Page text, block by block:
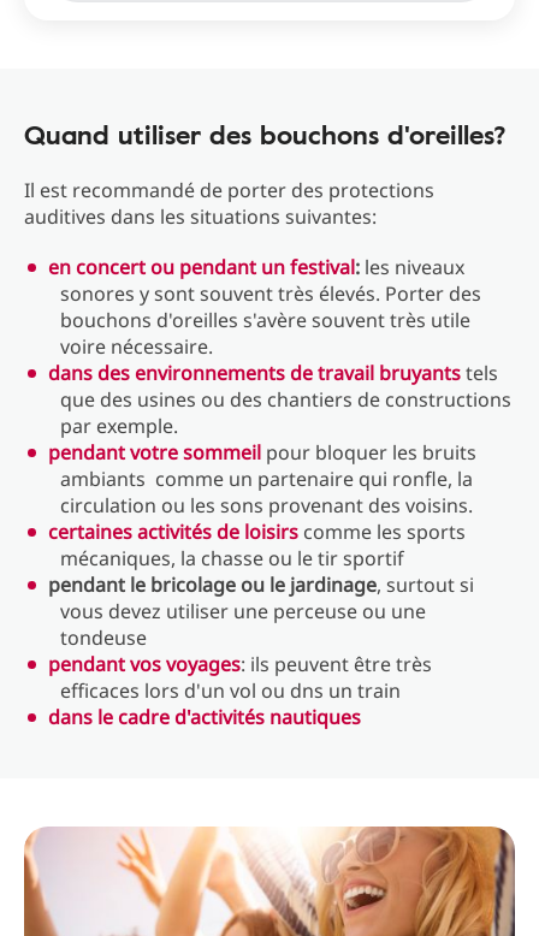
Quand utiliser des bouchons d'oreilles?
Il est recommandé de porter des protections
auditives dans les situations suivantes:
en concert ou pendant un festival: les niveaux
sonores y sont souvent très élevés. Porter des
bouchons d'oreilles s'avère souvent très utile
voire nécessaire.
dans des environnements de travail bruyantstels
que des usines ou des chantiers de constructions
par exemple.
pendant votre sommeil pour bloquer les bruits
ambiants comme un partenaire qui ronfle, la
circulation ou les sons provenant des voisins.
certaines activités de loisirs comme les sports
mécaniques, la chasse ou le tir sportif
pendant le bricolage ou le jardinage, surtout si
vous devez utiliser une perceuse ou une
tondeuse
pendant vos voyages: ils peuvent être très
efficaces lors d'un vol ou dns un train
dans le cadre d'activités nautiques